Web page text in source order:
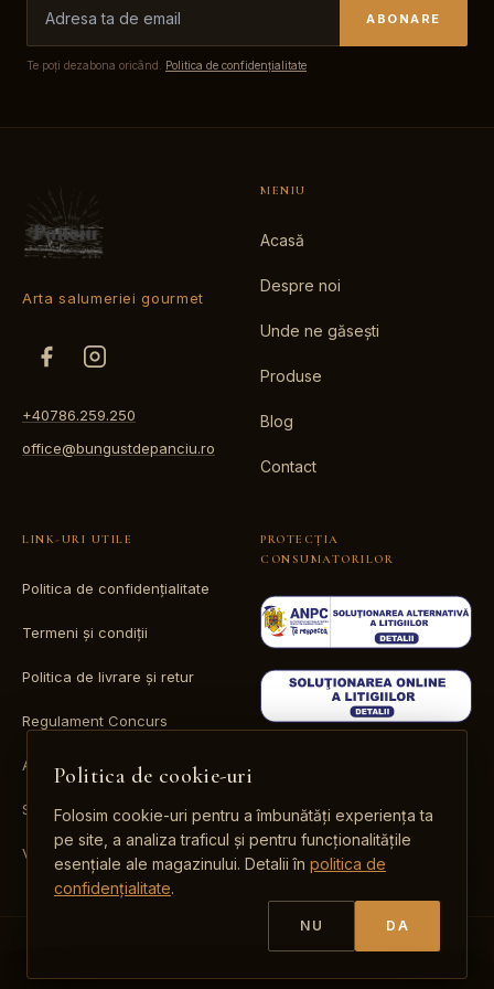
ABONARE
Te poți dezabona oricând. Politica de confidențialitate
Arta salumeriei gourmet
+40786.259.250
office@bungustdepanciu.ro
MENIU
Acasă
Despre noi
Unde ne găsești
Produse
Blog
Contact
LINK-URI UTILE
Politica de confidențialitate
Termeni și condiții
Politica de livrare și retur
Regulament Concurs
ANPC
SOL
Valori nutriționale
PROTECȚIA
CONSUMATORILOR
© Copyright 2025 bungustdepanciu.ro | Realizat în cadrul proiectului
Politica de cookie-uri
Folosim cookie-uri pentru a îmbunătăți experiența ta
pe site, a analiza traficul și pentru funcționalitățile
esențiale ale magazinului. Detalii în politica de
confidențialitate.
NU DA